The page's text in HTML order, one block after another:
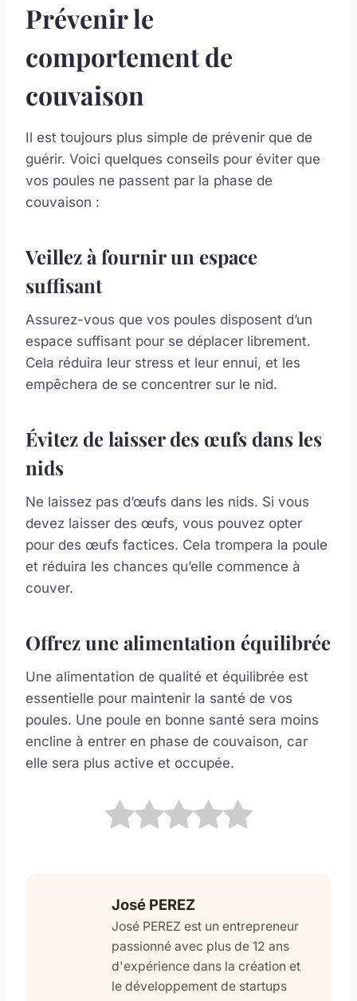
Prévenir le
comportement de
couvaison
Il est toujours plus simple de prévenir que de
guérir. Voici quelques conseils pour éviter que
vos poules ne passent par la phase de
couvaison :
Veillez à fournir un espace
suffisant
Assurez-vous que vos poules disposent d’un
espace suffisant pour se déplacer librement.
Cela réduira leur stress et leur ennui, et les
empêchera de se concentrer sur le nid.
Évitez de laisser des œufs dans les
nids
Ne laissez pas d’œufs dans les nids. Si vous
devez laisser des œufs, vous pouvez opter
pour des œufs factices. Cela trompera la poule
et réduira les chances qu’elle commence à
couver.
Offrez une alimentation équilibrée
Une alimentation de qualité et équilibrée est
essentielle pour maintenir la santé de vos
poules. Une poule en bonne santé sera moins
encline à entrer en phase de couvaison, car
elle sera plus active et occupée.
José PEREZ
José PEREZ est un entrepreneur
passionné avec plus de 12 ans
d'expérience dans la création et
le développement de startups